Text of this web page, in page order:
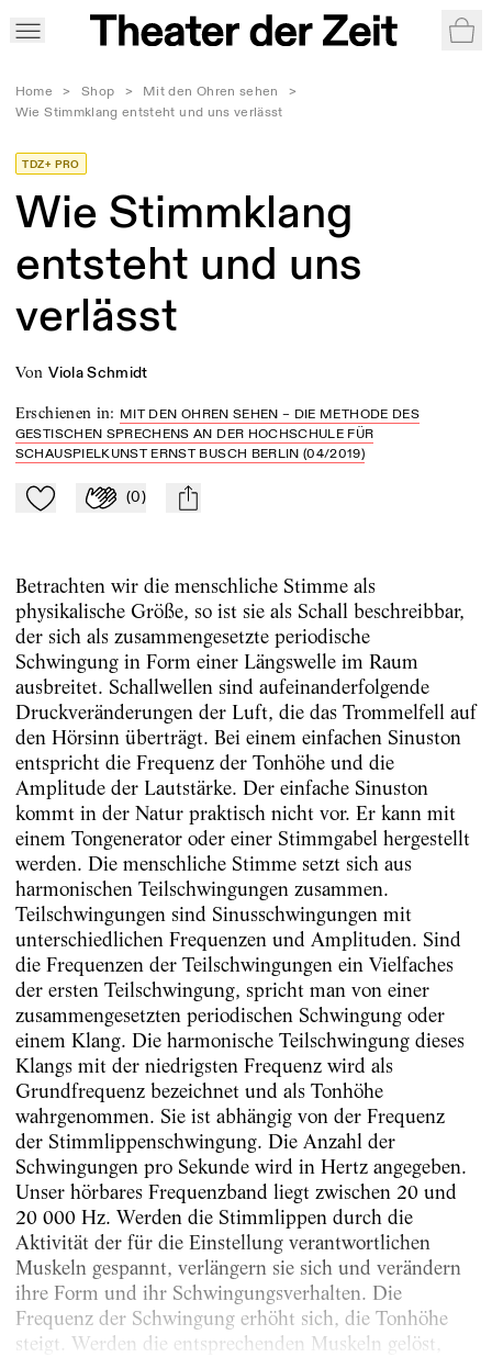
Home > Shop > Mit den Ohren sehen
>
Wie Stimmklang entsteht und uns verlässt
TDZ+ PRO
Wie Stimmklang
entsteht und uns
verlässt
von Viola Schmidt
Erschienen in: MIT DEN OHREN SEHEN – DIE METHODE DES
GESTISCHEN SPRECHENS AN DER HOCHSCHULE FÜR
SCHAUSPIELKUNST ERNST BUSCH BERLIN (04/2019)
Zu Mein-TdZ hinzufügen
Applaudieren
(0) mail
Betrachten wir die menschliche Stimme als
physikalische Größe, so ist sie als Schall beschreibbar,
der sich als zusammengesetzte periodische
Schwingung in Form einer Längswelle im Raum
ausbreitet. Schallwellen sind aufeinanderfolgende
Druckveränderungen der Luft, die das Trommelfell auf
den Hörsinn überträgt. Bei einem einfachen Sinuston
entspricht die Frequenz der Tonhöhe und die
Amplitude der Lautstärke. Der einfache Sinuston
kommt in der Natur praktisch nicht vor. Er kann mit
einem Tongenerator oder einer Stimmgabel hergestellt
werden. Die menschliche Stimme setzt sich aus
harmonischen Teilschwingungen zusammen.
Teilschwingungen sind Sinusschwingungen mit
unterschiedlichen Frequenzen und Amplituden. Sind
die Frequenzen der Teilschwingungen ein Vielfaches
der ersten Teilschwingung, spricht man von einer
zusammengesetzten periodischen Schwingung oder
einem Klang. Die harmonische Teilschwingung dieses
Klangs mit der niedrigsten Frequenz wird als
Grundfrequenz bezeichnet und als Tonhöhe
wahrgenommen. Sie ist abhängig von der Frequenz
der Stimmlippenschwingung. Die Anzahl der
Schwingungen pro Sekunde wird in Hertz angegeben.
Unser hörbares Frequenzband liegt zwischen 20 und
20 000 Hz. Werden die Stimmlippen durch die
Aktivität der für die Einstellung verantwortlichen
Muskeln gespannt, verlängern sie sich und verändern
ihre Form und ihr Schwingungsverhalten. Die
Frequenz der Schwingung erhöht sich, die Tonhöhe
steigt. Werden die entsprechenden Muskeln gelöst,